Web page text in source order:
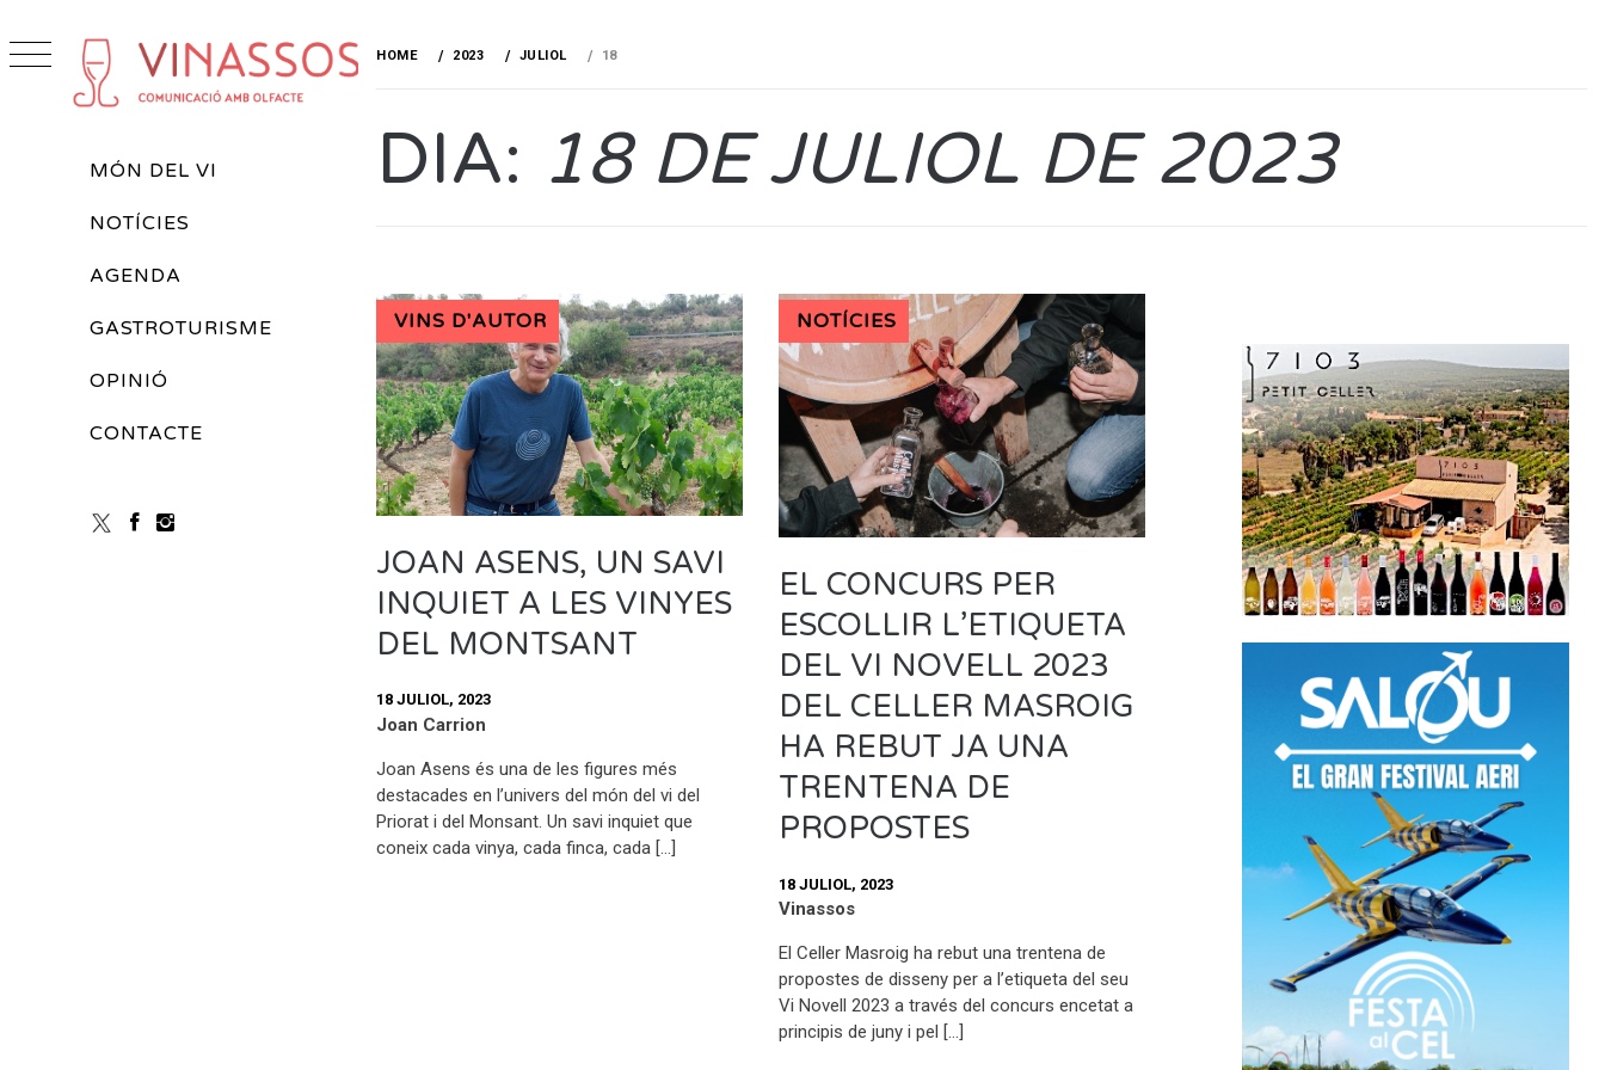
Primary
MÓN DEL VI
NOTÍCIES
AGENDA
GASTROTURISME
OPINIÓ
CONTACTE
to
content
HOME 2023 JULIOL 18
DIA: 18 DE JULIOL DE 2023
VINS D'AUTOR
JOAN ASENS, UN SAVI
INQUIET A LES VINYES
DEL MONTSANT
18 JULIOL, 2023
Joan Carrion
Joan Asens és una de les figures més
destacades en l’univers del món del vi del
Priorat i del Monsant. Un savi inquiet que
coneix cada vinya, cada finca, cada […]
NOTÍCIES
EL CONCURS PER
ESCOLLIR L’ETIQUETA
DEL VI NOVELL 2023
DEL CELLER MASROIG
HA REBUT JA UNA
TRENTENA DE
PROPOSTES
18 JULIOL, 2023
Vinassos
El Celler Masroig ha rebut una trentena de
propostes de disseny per a l’etiqueta del seu
Vi Novell 2023 a través del concurs encetat a
principis de juny i pel […]